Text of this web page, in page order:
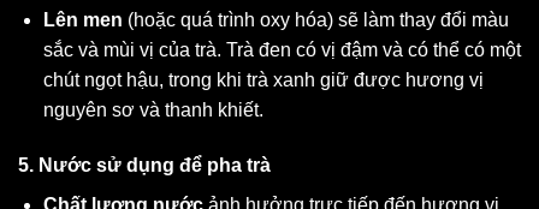
Lên men (hoặc quá trình oxy hóa) sẽ làm thay đổi màu
sắc và mùi vị của trà. Trà đen có vị đậm và có thể có một
chút ngọt hậu, trong khi trà xanh giữ được hương vị
nguyên sơ và thanh khiết.
5. Nước sử dụng để pha trà
Chất lượng nướcảnh hưởng trực tiếp đến hương vị